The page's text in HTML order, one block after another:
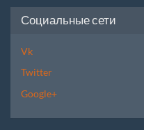
Социальные сети
Vk
Twitter
Google+